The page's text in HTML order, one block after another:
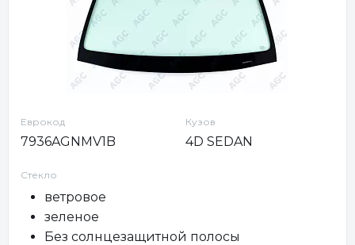
Еврокод
7936AGNMV1B
Кузов
4D SEDAN
Стекло
ветровое
зеленое
Без солнцезащитной полосы